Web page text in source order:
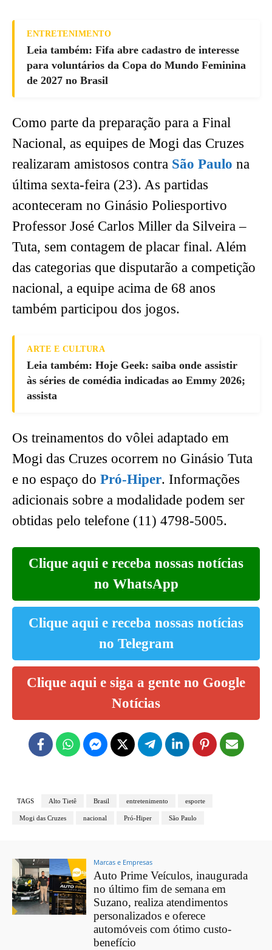
ENTRETENIMENTO
Leia também: Fifa abre cadastro de interesse
para voluntários da Copa do Mundo Feminina
de 2027 no Brasil
Como parte da preparação para a Final
Nacional, as equipes de Mogi das Cruzes
realizaram amistosos contra São Paulo na
última sexta-feira (23). As partidas
aconteceram no Ginásio Poliesportivo
Professor José Carlos Miller da Silveira –
Tuta, sem contagem de placar final. Além
das categorias que disputarão a competição
nacional, a equipe acima de 68 anos
também participou dos jogos.
ARTE E CULTURA
Leia também: Hoje Geek: saiba onde assistir
às séries de comédia indicadas ao Emmy 2026;
assista
Os treinamentos do vôlei adaptado em
Mogi das Cruzes ocorrem no Ginásio Tuta
e no espaço do Pró-Hiper. Informações
adicionais sobre a modalidade podem ser
obtidas pelo telefone (11) 4798-5005.
Clique aqui e receba nossas notícias
no WhatsApp
Clique aqui e receba nossas notícias
no Telegram
Clique aqui e siga a gente no Google
Notícias
TAGS Alto Tietê Brasil entretenimento esporte
Mogi das Cruzes nacional Pró-Hiper São Paulo
Marcas e Empresas
Auto Prime Veículos, inaugurada
no último fim de semana em
Suzano, realiza atendimentos
personalizados e oferece
automóveis com ótimo custo-
benefício